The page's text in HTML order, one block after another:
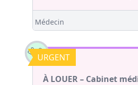
Médecin
URGENT
À LOUER – Cabinet